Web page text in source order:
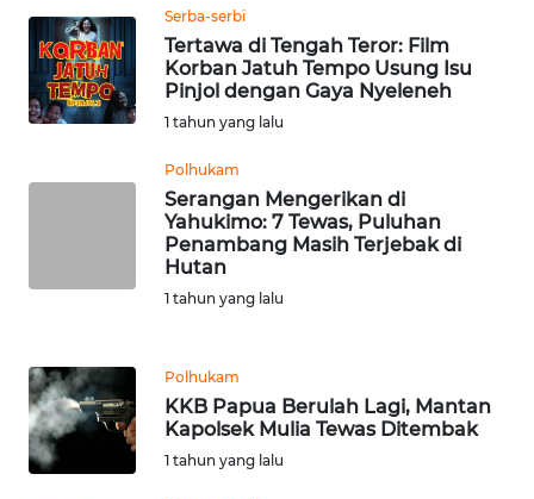
Serba-serbi
Tertawa di Tengah Teror: Film
Korban Jatuh Tempo Usung Isu
Pinjol dengan Gaya Nyeleneh
1 tahun yang lalu
Polhukam
Serangan Mengerikan di
Yahukimo: 7 Tewas, Puluhan
Penambang Masih Terjebak di
Hutan
1 tahun yang lalu
Polhukam
KKB Papua Berulah Lagi, Mantan
Kapolsek Mulia Tewas Ditembak
1 tahun yang lalu
TENTANG
KAMI
PEDOMAN
KARIR
Wahana
News
Regional